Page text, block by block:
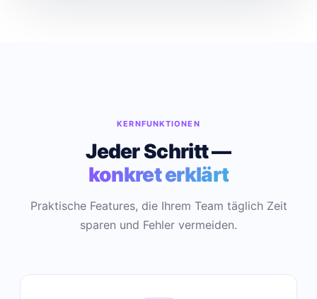
KERNFUNKTIONEN
Jeder Schritt —
konkret erklärt
Praktische Features, die Ihrem Team täglich Zeit
sparen und Fehler vermeiden.